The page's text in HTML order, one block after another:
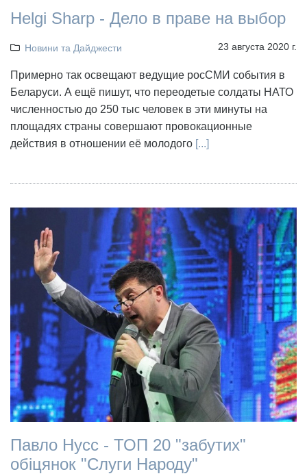
Helgi Sharp - Дело в праве на выбор
Новини та Дайджести 23 августа 2020 г.
Примерно так освещают ведущие росСМИ события в
Беларуси. А ещё пишут, что переодетые солдаты НАТО
численностью до 250 тыс человек в эти минуты на
площадях страны совершают провокационные
действия в отношении её молодого [...]
Павло Нусс - ТОП 20 "забутих"
обіцянок "Слуги Народу"